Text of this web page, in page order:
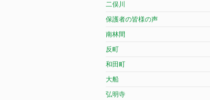
二俣川
保護者の皆様の声
南林間
反町
和田町
大船
弘明寺